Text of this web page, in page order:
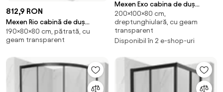
812,9 RON
Mexen Rio cabină de duș
pătrată 80 x 80 cm,
transparentă, neagră - 860-
190×80×80 cm, pătrată, cu
geam transparent
Mexen Exo cabina de duș
glisantă 100 x 80 cm,
transparentă, neagră - 8151-
100-080-70-00
200×100×80 cm,
dreptunghiulară, cu geam
transparent
Disponibil în 2 e-shop-uri